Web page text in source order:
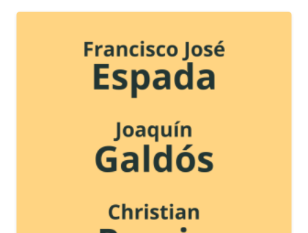
18,00 €
237,00 €